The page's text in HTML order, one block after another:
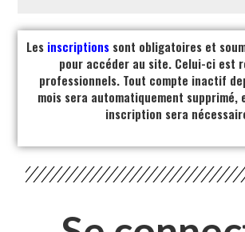
Les inscriptions sont obligatoires et
pour accéder au site. Celui-ci est
professionnels. Tout compte inactif
mois sera automatiquement supprimé,
inscription sera